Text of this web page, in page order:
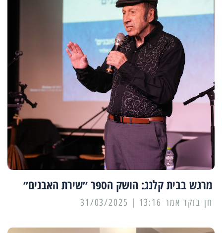
מרגש בבית קלנג: הושק הספר ״שירת האבנים״
13:16 | 31/03/2025